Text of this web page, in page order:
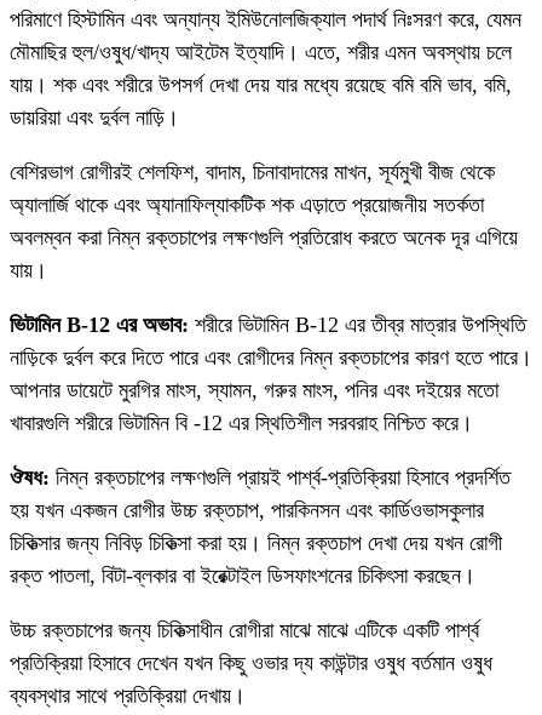
পরিমাণে হিস্টামিন এবং অন্যান্য ইমিউনোলজিক্যাল পদার্থ নিঃসরণ করে, যেমন
মৌমাছির হুল/ওষুধ/খাদ্য আইটেম ইত্যাদি। এতে, শরীর এমন অবস্থায় চলে
যায়। শক এবং শরীরে উপসর্গ দেখা দেয় যার মধ্যে রয়েছে বমি বমি ভাব, বমি,
ডায়রিয়া এবং দুর্বল নাড়ি।
বেশিরভাগ রোগীরই শেলফিশ, বাদাম, চিনাবাদামের মাখন, সূর্যমুখী বীজ থেকে
অ্যালার্জি থাকে এবং অ্যানাফিল্যাকটিক শক এড়াতে প্রয়োজনীয় সতর্কতা
অবলম্বন করা নিম্ন রক্তচাপের লক্ষণগুলি প্রতিরোধ করতে অনেক দূর এগিয়ে
যায়।
ভিটামিন B-12 এর অভাব: শরীরে ভিটামিন B-12 এর তীব্র মাত্রার উপস্থিতি
নাড়িকে দুর্বল করে দিতে পারে এবং রোগীদের নিম্ন রক্তচাপের কারণ হতে পারে।
আপনার ডায়েটে মুরগির মাংস, স্যামন, গরুর মাংস, পনির এবং দইয়ের মতো
খাবারগুলি শরীরে ভিটামিন বি -12 এর স্থিতিশীল সরবরাহ নিশ্চিত করে।
ঔষধ: নিম্ন রক্তচাপের লক্ষণগুলি প্রায়ই পার্শ্ব-প্রতিক্রিয়া হিসাবে প্রদর্শিত
হয় যখন একজন রোগীর উচ্চ রক্তচাপ, পারকিনসন এবং কার্ডিওভাসকুলার
চিকিত্সার জন্য নিবিড় চিকিত্সা করা হয়। নিম্ন রক্তচাপ দেখা দেয় যখন রোগী
রক্ত ​​পাতলা, বিটা-ব্লকার বা ইরেক্টাইল ডিসফাংশনের চিকিৎসা করছেন।
উচ্চ রক্তচাপের জন্য চিকিত্সাধীন রোগীরা মাঝে মাঝে এটিকে একটি পার্শ্ব
প্রতিক্রিয়া হিসাবে দেখেন যখন কিছু ওভার দ্য কাউন্টার ওষুধ বর্তমান ওষুধ
ব্যবস্থার সাথে প্রতিক্রিয়া দেখায়।